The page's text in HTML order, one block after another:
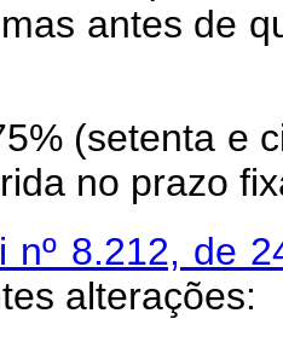
antes de
(setenta e
no prazo
nº 8.212, de
alterações: